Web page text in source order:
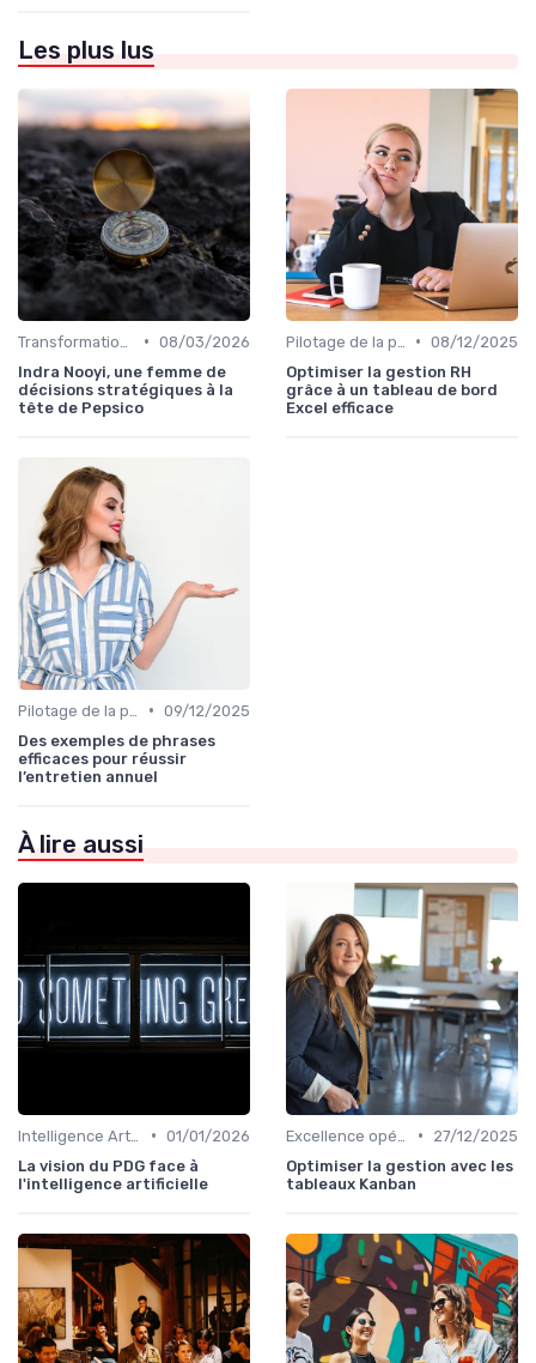
Les plus lus
• 08/03/2026
Indra Nooyi, une femme de
décisions stratégiques à la
tête de Pepsico
• 08/12/2025
Optimiser la gestion RH
grâce à un tableau de bord
Excel efficace
• 09/12/2025
Des exemples de phrases
efficaces pour réussir
l’entretien annuel
À lire aussi
• 01/01/2026
La vision du PDG face à
l'intelligence artificielle
•
27/12/2025
Optimiser la gestion avec les
tableaux Kanban